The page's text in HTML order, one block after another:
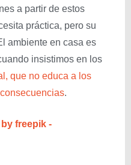
a partir de estos
práctica, pero su
ambiente en casa es
insistimos en los
que no educa a los
.
freepik -